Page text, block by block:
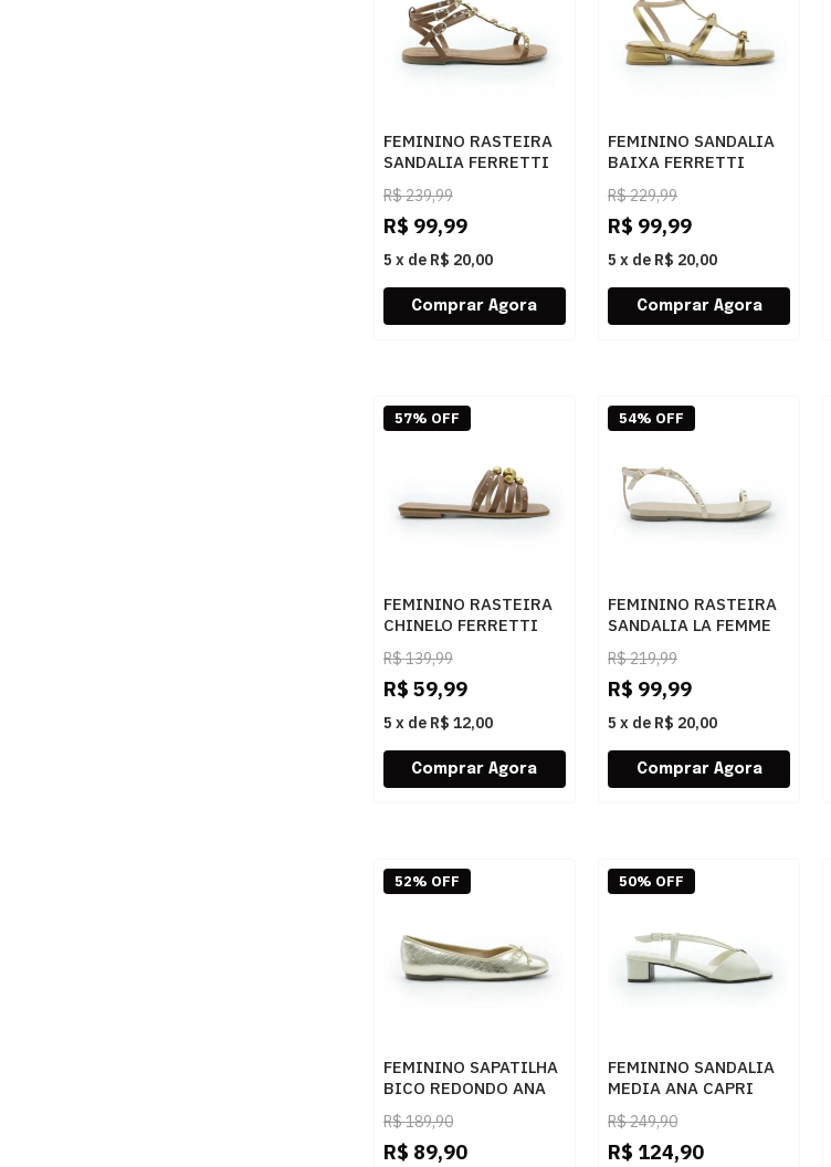
FEMININO RASTEIRA
SANDALIA FERRETTI
CARAMELO CAMEL
R$239,99
R$ 99,99
5 x de R$ 20,00
FEMININO SANDALIA
BAIXA FERRETTI
BRONZE
R$229,99
R$ 99,99
5 x de R$ 20,00
FEMININO RASTEIRA
CHINELO FERRETTI
82239000 CARAMELO
R$139,99
R$ 59,99
5 x de R$ 12,00
57% OFF
FEMININO RASTEIRA
SANDALIA LA FEMME
341286414 NUDE
R$219,99
R$ 99,99
5 x de R$ 20,00
54% OFF
FEMININO SAPATILHA
BICO REDONDO ANA
CAPRI
C3007801370014
CHAMPAGNE
R$189,90
R$ 89,90
52% OFF
FEMININO SANDALIA
MEDIA ANA CAPRI
C3078900110002 OFF
PEROLA
R$249,90
R$ 124,90
50% OFF